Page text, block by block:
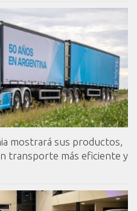
mostrará sus productos,
transporte más eficiente y